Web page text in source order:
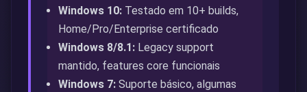
Windows 10: Testado em 10+ builds,
Home/Pro/Enterprise certificado
Windows 8/8.1: Legacy support
mantido, features core funcionais
Windows 7: Suporte básico, algumas